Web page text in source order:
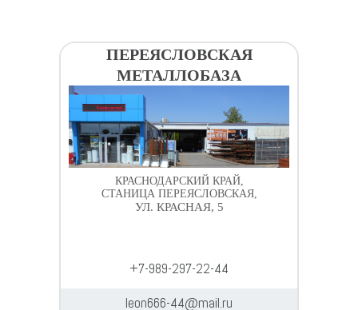
ПЕРЕЯСЛОВСКАЯ
МЕТАЛЛОБАЗА
КРАСНОДАРСКИЙ КРАЙ,
СТАНИЦА ПЕРЕЯСЛОВСКАЯ,
УЛ. КРАСНАЯ, 5
+7-989-297-22-44
leon666-44@mail.ru